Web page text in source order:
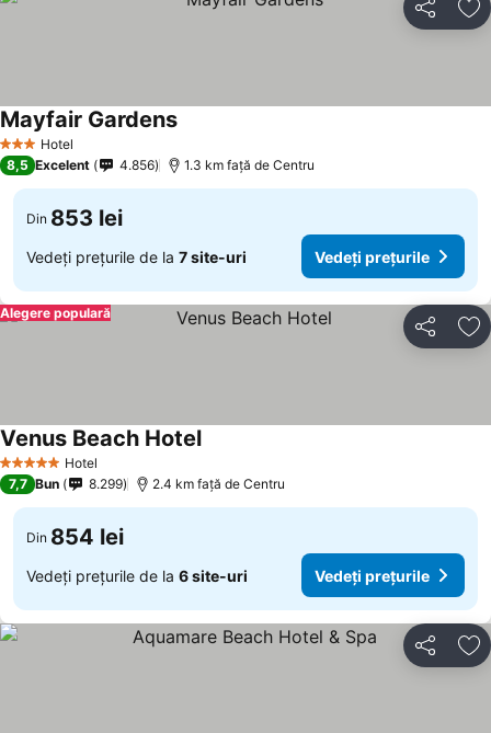
Distribuiți
3 SteleHotel
Mayfair Gardens
8,5 Excelent 4.856 1.3 km faţă de Centru
Din 853 lei
Vedeți prețurile de la 7 site-uri Vedeți prețurile
Distribuiți
Alegere populară
5 Stele Hotel
Venus Beach Hotel
7,7 Bun 8.299 2.4 km faţă de Centru
Din 854 lei
Vedeți prețurile de la 6 site-uri Vedeți prețurile
Distribuiți